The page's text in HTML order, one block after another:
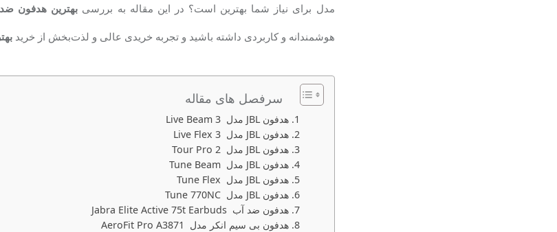
مدل برای نیاز شما بهترین است؟ در این مقاله به بررسی بهترین هدفون‌
هوشمندانه و کاربردی داشته باشید و تجربه خریدی عالی و لذت‌بخش از خرید
سرفصل های مقاله
هدفون JBL مدل Live Beam 3
هدفون JBL مدل Live Flex 3
هدفون JBL مدل Tour Pro 2
هدفون JBL مدل Tune Beam
هدفون JBL مدل Tune Flex
هدفون JBL مدل Tune 770NC
هدفون ضد آب Jabra Elite Active 75t Earbuds
هدفون بی سیم انکر مدل AeroFit Pro A3871